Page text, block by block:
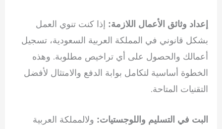
إعداد وثائق الأعمال اللازمة: إذا كنت تنوي العمل
بشكل قانوني في المملكة العربية السعودية، تسجيل
أعمالك والحصول على أي تراخيص مطلوبة. وهذه
الخطوة أساسية لتكامل بوابة الدفع والامتثال لأفضل
التقنيات المتاحة.
البت في التسليم واللوجستيات: ولالمملكة العربية